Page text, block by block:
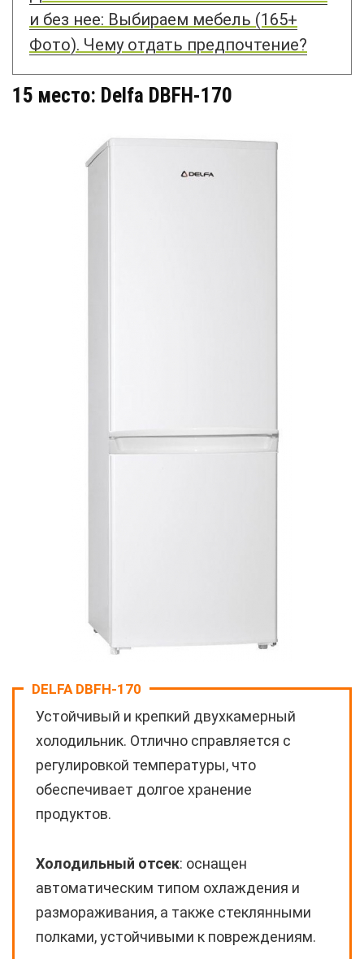
и без нее: Выбираем мебель (165+
Фото). Чему отдать предпочтение?
15 место: Delfa DBFH-170
DELFA DBFH-170
Устойчивый и крепкий двухкамерный
холодильник. Отлично справляется с
регулировкой температуры, что
обеспечивает долгое хранение
продуктов.
Холодильный отсек: оснащен
автоматическим типом охлаждения и
размораживания, а также стеклянными
полками, устойчивыми к повреждениям.